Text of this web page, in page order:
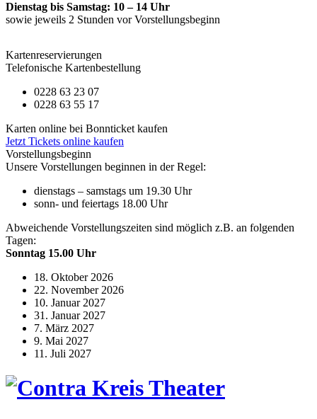
Dienstag bis Samstag: 10 – 14 Uhr
sowie jeweils 2 Stunden vor Vorstellungsbeginn
Kartenreservierungen
Telefonische Kartenbestellung
0228 63 23 07
0228 63 55 17
Karten online bei Bonnticket kaufen
Jetzt Tickets online kaufen
Vorstellungsbeginn
Unsere Vorstellungen beginnen in der Regel:
dienstags – samstags um 19.30 Uhr
sonn- und feiertags 18.00 Uhr
Abweichende Vorstellungszeiten sind möglich z.B. an folgenden
Tagen:
Sonntag 15.00 Uhr
18. Oktober 2026
22. November 2026
10. Januar 2027
31. Januar 2027
7. März 2027
9. Mai 2027
11. Juli 2027